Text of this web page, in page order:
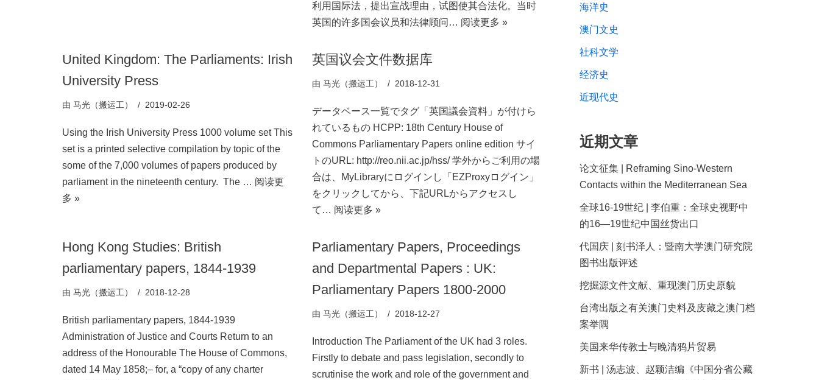
利用国际法，提出宣战理由，试图使其合法化。当时
英国的许多国会议员和法律顾问… 阅读更多 »
United Kingdom: The Parliaments: Irish
University Press
由 马光（搬运工） 2019-02-26
Using the Irish University Press 1000 volume set This
set is a printed selective compilation by topic of the
some of the 7,000 volumes of papers produced by
parliament in the nineteenth century. The … 阅读更
多 »
英国议会文件数据库
由 马光（搬运工） 2018-12-31
データベース一覧でタグ「英国議会資料」が付けら
れているもの HCPP: 18th Century House of
Commons Parliamentary Papers online edition サイ
トのURL: http://reo.nii.ac.jp/hss/ 学外からご利用の場
合は、MyLibraryにログインし「EZProxyログイン」
をクリックしてから、下記URLからアクセスし
て… 阅读更多 »
Hong Kong Studies: British
parliamentary papers, 1844-1939
由 马光（搬运工） 2018-12-28
British parliamentary papers, 1844-1939
Administration of Justice and Courts Return to an
address of the Honourable The House of Commons,
dated 14 May 1858;– for, a “copy of any charter
Parliamentary Papers, Proceedings
and Departmental Papers : UK:
Parliamentary Papers 1800-2000
由 马光（搬运工） 2018-12-27
Introduction The Parliament of the UK had 3 roles.
Firstly to debate and pass legislation, secondly to
scrutinise the work and role of the government and
海洋史
澳门文史
社科文学
经济史
近现代史
近期文章
论文征集 | Reframing Sino-Western
Contacts within the Mediterranean Sea
全球16-19世纪 | 李伯重：全球史视野中
的16—19世纪中国丝货出口
代国庆 | 刻书泽人：暨南大学澳门研究院
图书出版评述
挖掘源文件文献、重现澳门历史原貌
台湾出版之有关澳门史料及庋藏之澳门档
案举隅
美国来华传教士与晚清鸦片贸易
新书 | 汤志波、赵颖洁编《中国分省公藏